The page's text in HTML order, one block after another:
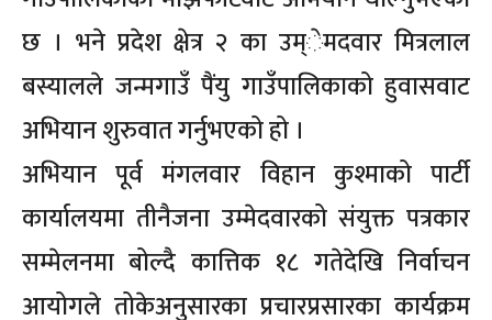
छ । भने प्रदेश क्षेत्र २ का उम्ेमदवार मित्रलाल
बस्यालले जन्मगाउँ पैंयु गाउँपालिकाको हुवासवाट
अभियान शुरुवात गर्नुभएको हो ।
अभियान पूर्व मंगलवार विहान कुश्माको पार्टी
कार्यालयमा तीनैजना उम्मेदवारको संयुक्त पत्रकार
सम्मेलनमा बोल्दै कात्तिक १८ गतेदेखि निर्वाचन
आयोगले तोकेअनुसारका प्रचारप्रसारका कार्यक्रम